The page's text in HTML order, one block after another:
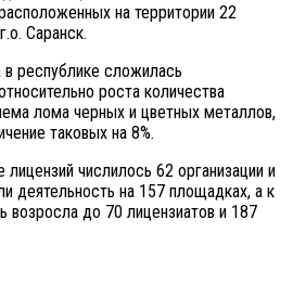
на территории 22
Саранск.
республике сложилась
роста количества
лома черных и цветных металлов,
таковых на 8%.
числилось 62 организации и
деятельность на 157 площадках, а к
возросла до 70 лицензиатов и 187